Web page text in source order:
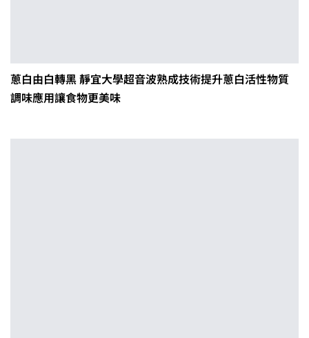
蔥白由白轉黑 靜宜大學超音波熟成技術提升蔥白活性物質
調味應用讓食物更美味